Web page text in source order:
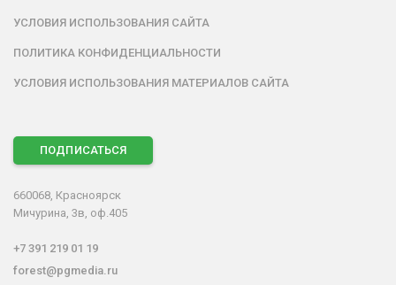
УСЛОВИЯ ИСПОЛЬЗОВАНИЯ САЙТА
ПОЛИТИКА КОНФИДЕНЦИАЛЬНОСТИ
УСЛОВИЯ ИСПОЛЬЗОВАНИЯ МАТЕРИАЛОВ САЙТА
ПОДПИСАТЬСЯ
660068, Красноярск
Мичурина, 3в, оф.405
+7 391 219 01 19
forest@pgmedia.ru